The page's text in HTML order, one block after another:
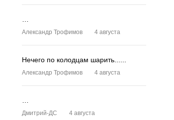
Александр Трофимов 4 августа
Нечего по колодцам шарить......
Александр Трофимов 4 августа
Дмитрий-ДС 4 августа